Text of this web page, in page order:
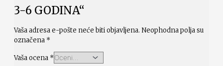
3-6 GODINA“
Vaša adresa e-pošte neće biti objavljena. Neophodna polja su
označena *
Vaša ocena *